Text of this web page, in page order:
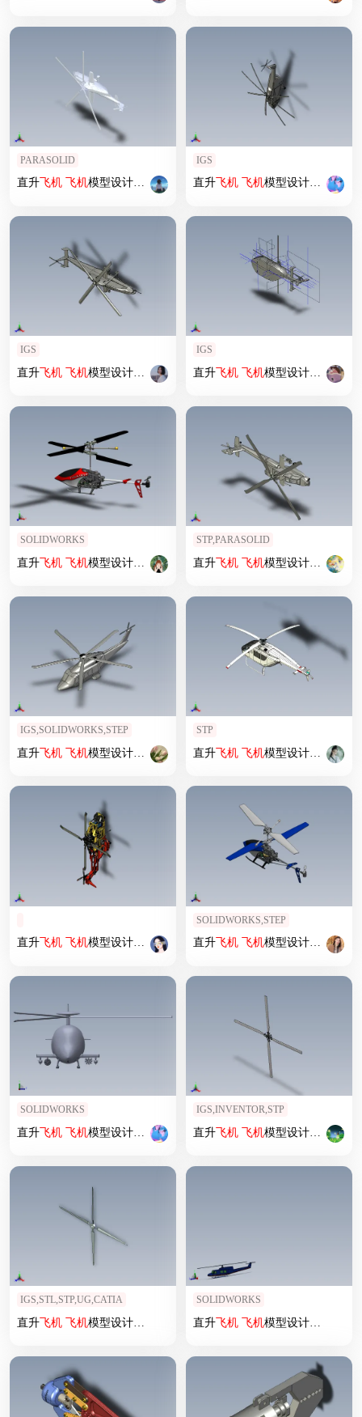
PARASOLID
直升飞机 飞机模型设计 (70)
IGS
直升飞机 飞机模型设计 (68)
IGS
直升飞机 飞机模型设计 (65)
IGS
直升飞机 飞机模型设计 (49)
SOLIDWORKS
直升飞机 飞机模型设计 (61)
STP,PARASOLID
直升飞机 飞机模型设计 (19)
IGS,SOLIDWORKS,STEP
直升飞机 飞机模型设计 (13)
STP
直升飞机 飞机模型设计 (97)
直升飞机 飞机模型设计 (66)
SOLIDWORKS,STEP
直升飞机 飞机模型设计 (44)
SOLIDWORKS
直升飞机 飞机模型设计 (72)
IGS,INVENTOR,STP
直升飞机 飞机模型设计 (21)
IGS,STL,STP,UG,CATIA
直升飞机 飞机模型设计 (2)
SOLIDWORKS
直升飞机 飞机模型设计 (29)